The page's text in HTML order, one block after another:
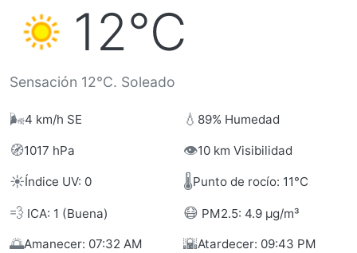
12°C
Sensación 12°C. Soleado
🌬️4 km/h SE 💧 89% Humedad
🧭1017 hPa 👁️10 km Visibilidad
☀️Índice UV: 0 🌡️Punto de rocío: 11°C
💨 ICA: 1 (Buena) 😷 PM2.5: 4.9 µg/m³
🌅Amanecer: 07:32 AM 🌇Atardecer: 09:43 PM